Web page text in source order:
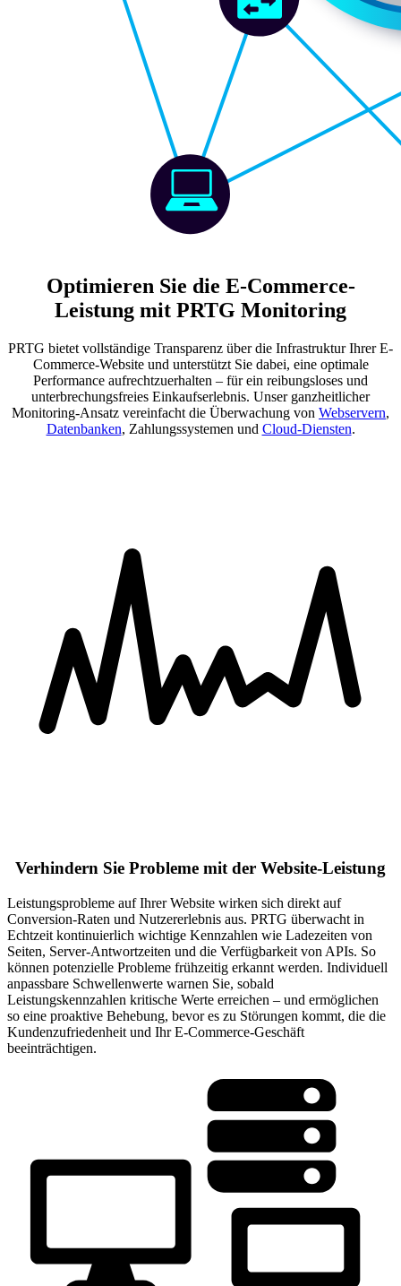
Optimieren Sie die E-Commerce-
Leistung mit PRTG Monitoring
PRTG bietet vollständige Transparenz über die Infrastruktur Ihrer E-
Commerce-Website und unterstützt Sie dabei, eine optimale
Performance aufrechtzuerhalten – für ein reibungsloses und
unterbrechungsfreies Einkaufserlebnis. Unser ganzheitlicher
Monitoring-Ansatz vereinfacht die Überwachung von Webservern,
Datenbanken, Zahlungssystemen und Cloud-Diensten.
Verhindern Sie Probleme mit der Website-Leistung
Leistungsprobleme auf Ihrer Website wirken sich direkt auf
Conversion-Raten und Nutzererlebnis aus. PRTG überwacht in
Echtzeit kontinuierlich wichtige Kennzahlen wie Ladezeiten von
Seiten, Server-Antwortzeiten und die Verfügbarkeit von APIs. So
können potenzielle Probleme frühzeitig erkannt werden. Individuell
anpassbare Schwellenwerte warnen Sie, sobald
Leistungskennzahlen kritische Werte erreichen – und ermöglichen
so eine proaktive Behebung, bevor es zu Störungen kommt, die die
Kundenzufriedenheit und Ihr E-Commerce-Geschäft
beeinträchtigen.